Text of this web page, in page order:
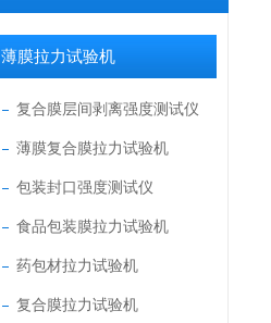
薄膜拉力试验机
复合膜层间剥离强度测试仪
薄膜复合膜拉力试验机
包装封口强度测试仪
食品包装膜拉力试验机
药包材拉力试验机
复合膜拉力试验机